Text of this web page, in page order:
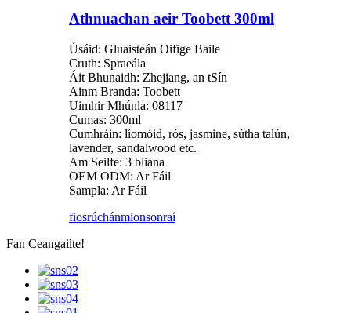
Athnuachan aeir Toobett 300ml
Úsáid: Gluaisteán Oifige Baile
Cruth: Spraeála
Áit Bhunaidh: Zhejiang, an tSín
Ainm Branda: Toobett
Uimhir Mhúnla: 08117
Cumas: 300ml
Cumhráin: líomóid, rós, jasmine, sútha talún,
lavender, sandalwood etc.
Am Seilfe: 3 bliana
OEM ODM: Ar Fáil
Sampla: Ar Fáil
fiosrúchánmionsonraí
Fan Ceangailte!